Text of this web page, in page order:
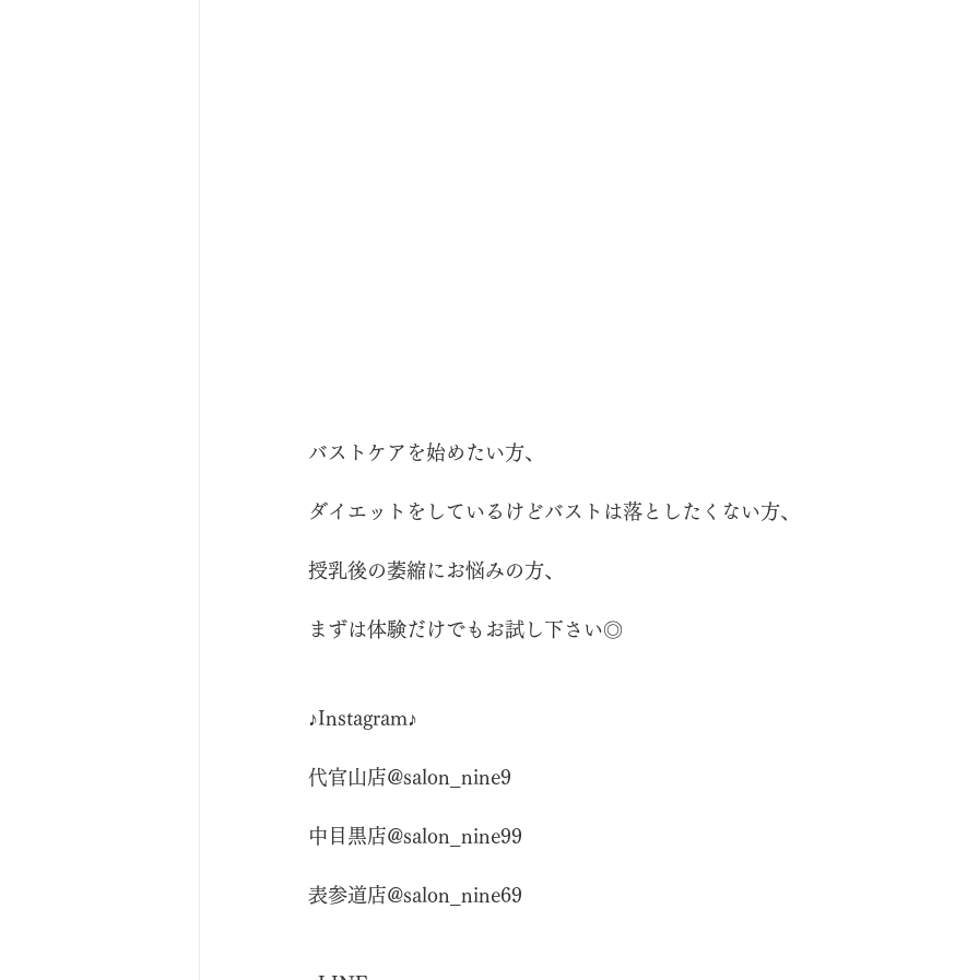
バストケアを始めたい方、
ダイエットをしているけどバストは落としたくない方、
授乳後の萎縮にお悩みの方、
まずは体験だけでもお試し下さい◎
♪Instagram♪
代官山店@salon_nine9
中目黒店@salon_nine99
表参道店@salon_nine69